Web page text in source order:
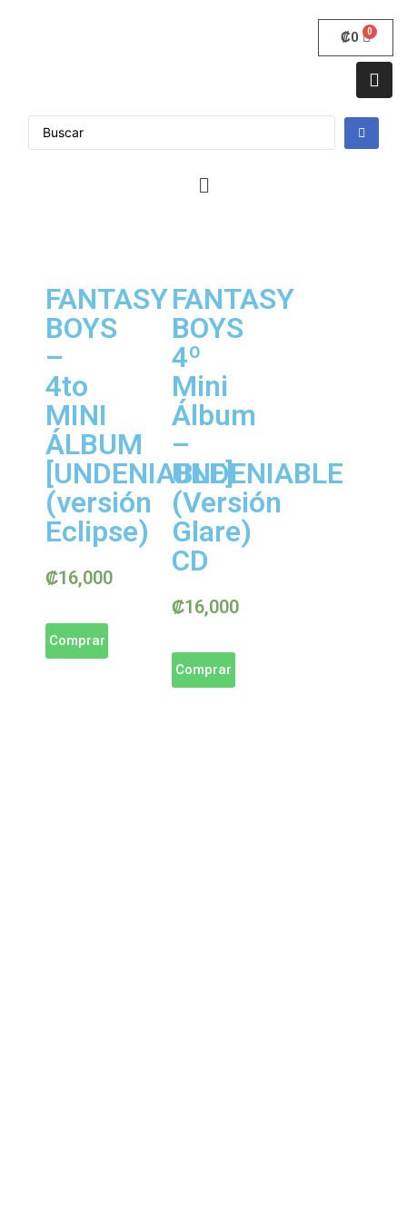
₡0
FANTASY
BOYS
–
4to
MINI
ÁLBUM
[UNDENIABLE]
(versión
Eclipse)
₡16,000
Comprar
FANTASY
BOYS
4º
Mini
Álbum
–
UNDENIABLE
(Versión
Glare)
CD
₡16,000
Comprar